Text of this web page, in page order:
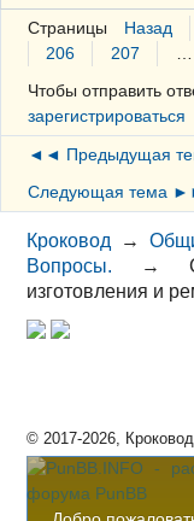
Страницы Назад
206
207
Чтобы отправить
зарегистрироваться
◄◄ Предыдущая
Следующая тема
Кроковод →
Вопросы.
→
изготовления и
© 2017-2026, Кроковод